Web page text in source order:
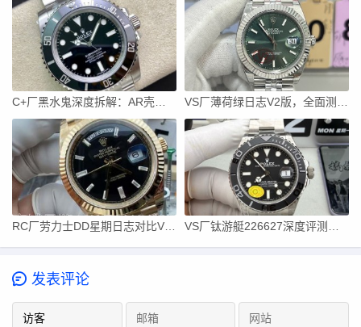
C+厂黑水鬼深度拆解：AR壳套+丹东3135机芯最强水鬼？ VS厂薄荷绿日志V2版，全面测评教你轻松对版
RC厂劳力士DD星期日志对比VS配重版优缺点有哪些？ VS厂钛游艇226627深度评测：105.5克配重+无卡度3235机芯
发表评论